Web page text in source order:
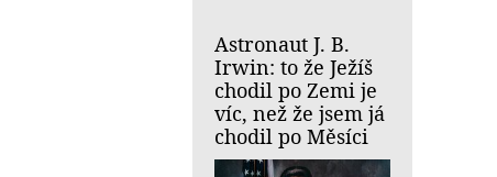
Astronaut J. B.
Irwin: to že Ježíš
chodil po Zemi je
víc, než že jsem já
chodil po Měsíci